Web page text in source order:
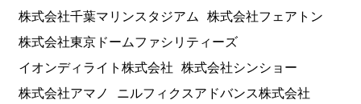
株式会社千葉マリンスタジアム
株式会社フェアトン
株式会社東京ドームファシリティーズ
イオンディライト株式会社
株式会社シンショー
株式会社アマノ
ニルフィクスアドバンス株式会社